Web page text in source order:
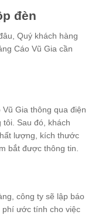
đèn
Quý khách hàng
Cáo Vũ Gia cần
Gia thông qua điện
Sau đó, khách
lượng, kích thước
bắt được thông tin.
công ty sẽ lập báo
phí ước tính cho việc